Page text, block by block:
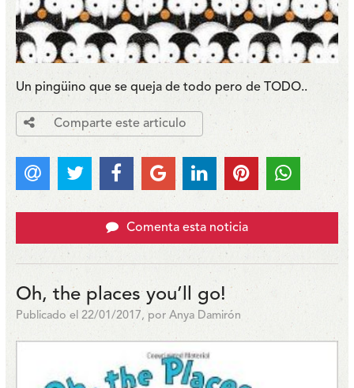
Un pingüino que se queja de todo pero de TODO..
Comparte este articulo
Comenta esta noticia
Oh, the places you’ll go!
Publicado el 22/01/2017, por Anya Damirón